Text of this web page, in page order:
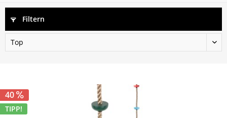
Filtern
40
TIPP!